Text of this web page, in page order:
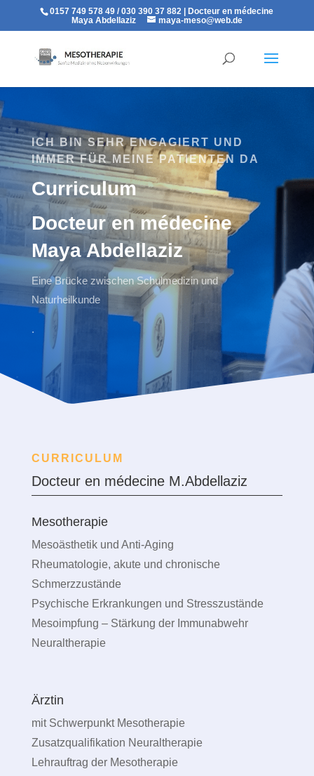
0157 749 578 49 / 030 390 37 882 | Docteur en médecine
Maya Abdellaziz
maya-meso@web.de
ICH BIN SEHR ENGAGIERT UND
IMMER FÜR MEINE PATIENTEN DA
Curriculum
Docteur en médecine
Maya Abdellaziz
Eine Brücke zwischen Schulmedizin und
Naturheilkunde
.
CURRICULUM
Docteur en médecine M.Abdellaziz
Mesotherapie
Mesoästhetik und Anti-Aging
Rheumatologie, akute und chronische
Schmerzzustände
Psychische Erkrankungen und Stresszustände
Mesoimpfung – Stärkung der Immunabwehr
Neuraltherapie
Ärztin
mit Schwerpunkt Mesotherapie
Zusatzqualifikation Neuraltherapie
Lehrauftrag der Mesotherapie